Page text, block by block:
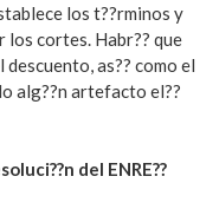
los t??rminos y
los cortes. Habr?? que
as?? como el
alg??n artefacto el??
del ENRE??